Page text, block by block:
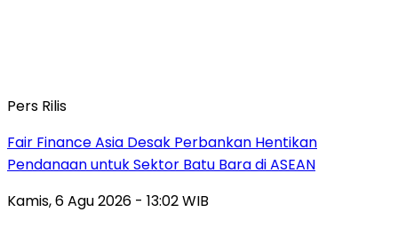
Pers Rilis
Fair Finance Asia Desak Perbankan Hentikan
Pendanaan untuk Sektor Batu Bara di ASEAN
Kamis, 6 Agu 2026 - 13:02 WIB